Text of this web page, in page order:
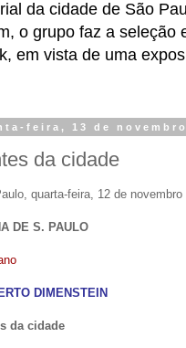
da cidade de São
o grupo faz a seleção
em vista de uma
feira, 13 de novembro
da cidade
quarta-feira, 12 de novembro
DE S. PAULO
DIMENSTEIN
da cidade